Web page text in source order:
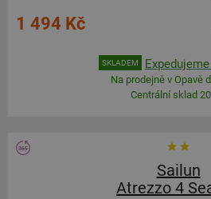
1 494 Kč
SKLADEM
Na prodejně v Opavě
Centrální sklad
Sailun
Atrezzo 4